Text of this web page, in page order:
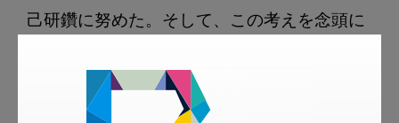
己研鑽に努めた。そして、この考えを念頭に
し、信頼関係を築くことで安心した治療を受